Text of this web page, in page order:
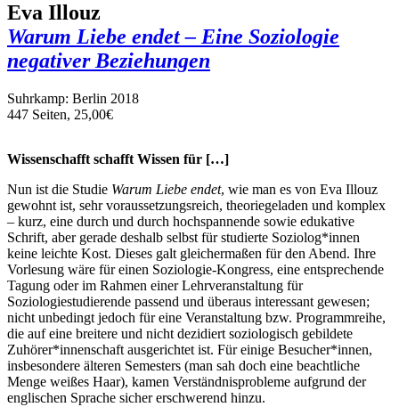
Eva Illouz
Warum Liebe endet – Eine Soziologie
negativer Beziehungen
Suhrkamp: Berlin 2018
447 Seiten, 25,00€
Wissenschafft schafft Wissen für […]
Nun ist die Studie Warum Liebe endet, wie man es von Eva Illouz
gewohnt ist, sehr voraussetzungsreich, theoriegeladen und komplex
– kurz, eine durch und durch hochspannende sowie edukative
Schrift, aber gerade deshalb selbst für studierte Soziolog*innen
keine leichte Kost. Dieses galt gleichermaßen für den Abend. Ihre
Vorlesung wäre für einen Soziologie-Kongress, eine entsprechende
Tagung oder im Rahmen einer Lehrveranstaltung für
Soziologiestudierende passend und überaus interessant gewesen;
nicht unbedingt jedoch für eine Veranstaltung bzw. Programmreihe,
die auf eine breitere und nicht dezidiert soziologisch gebildete
Zuhörer*innenschaft ausgerichtet ist. Für einige Besucher*innen,
insbesondere älteren Semesters (man sah doch eine beachtliche
Menge weißes Haar), kamen Verständnisprobleme aufgrund der
englischen Sprache sicher erschwerend hinzu.